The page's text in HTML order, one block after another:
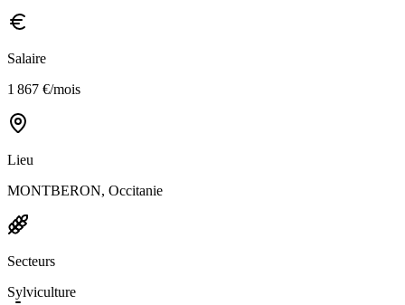
Salaire
1 867 €/mois
Lieu
MONTBERON, Occitanie
Secteurs
Sylviculture